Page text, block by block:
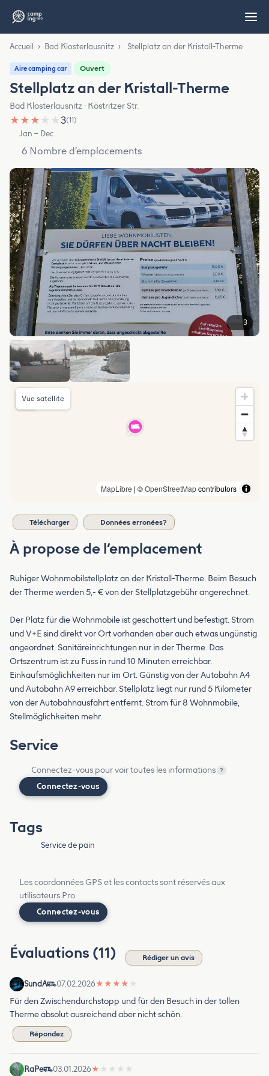
Accueil › Bad Klosterlausnitz › Stellplatz an der Kristall-Therme
Aire camping car Ouvert
Stellplatz an der Kristall-Therme
Bad Klosterlausnitz · Köstritzer Str.
★ ★ ★ ★ ★3(11)
Jan – Dec
6 Nombre d’emplacements
3
MapLibre | ©OpenStreetMapcontributors
Vue satellite
Télécharger Données erronées?
À propose de l’emplacement
Ruhiger Wohnmobilstellplatz an der Kristall-Therme. Beim Besuch
der Therme werden 5,- € von der Stellplatzgebühr angerechnet.
Der Platz für die Wohnmobile ist geschottert und befestigt. Strom
und V+E sind direkt vor Ort vorhanden aber auch etwas ungünstig
angeordnet. Sanitäreinrichtungen nur in der Therme. Das
Ortszentrum ist zu Fuss in rund 10 Minuten erreichbar.
Einkaufsmöglichkeiten nur im Ort. Günstig von der Autobahn A4
und Autobahn A9 erreichbar. Stellplatz liegt nur rund 5 Kilometer
von der Autobahnausfahrt entfernt. Strom für 8 Wohnmobile,
Stellmöglichkeiten mehr.
Service
Connectez-vous pour voir toutes les informations ?
Connectez-vous
Tags
Service de pain
Les coordonnées GPS et les contacts sont réservés aux
utilisateurs Pro.
Connectez-vous
Évaluations (11) Rédiger un avis
SundA 07.02.2026★ ★ ★ ★ ★
Für den Zwischendurchstopp und für den Besuch in der tollen
Therme absolut ausreichend aber nicht schön.
Répondez
RaPe 03.01.2026★ ★ ★ ★ ★